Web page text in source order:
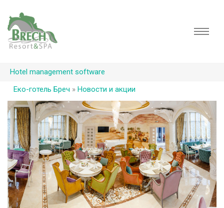
Hotel management software
Еко-готель Бреч » Новости и акции